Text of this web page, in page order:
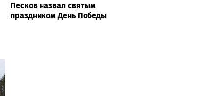
Песков назвал святым
праздником День Победы